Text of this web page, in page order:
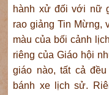
hành xử đối với nữ
rao giảng Tin Mừng,
màu của bối cảnh
riêng của Giáo hội
giáo nào, tất cả
bánh xe lịch sử.